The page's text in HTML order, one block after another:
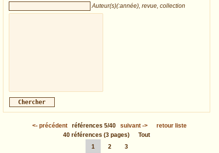
Auteur(s)(:année), revue, collection
<- précédent références 5/40 suivant ->
retour liste
40 références (3 pages)
Tout
1
2 3